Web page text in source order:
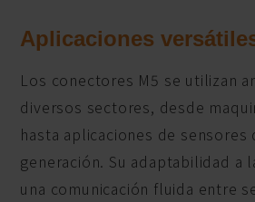
Aplicaciones
Los conectores M5 se utilizan
diversos sectores, desde
hasta aplicaciones de sensores
generación. Su adaptabilidad a
una comunicación fluida entre